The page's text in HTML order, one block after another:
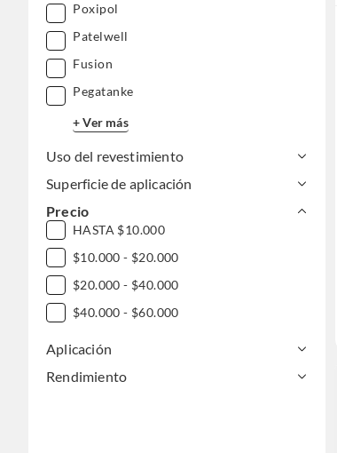
Poxipol
Patelwell
Fusion
Pegatanke
+ Ver más
Uso del revestimiento
Superficie de aplicación
Precio
HASTA $10.000
$10.000 - $20.000
$20.000 - $40.000
$40.000 - $60.000
Aplicación
Rendimiento